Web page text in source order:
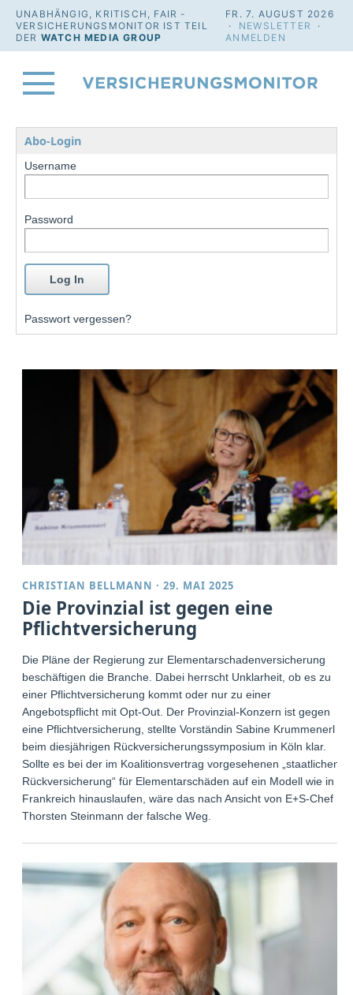
UNABHÄNGIG, KRITISCH, FAIR -
VERSICHERUNGSMONITOR IST TEIL
DER WATCH MEDIA GROUP
FR. 7. AUGUST 2026
· NEWSLETTER
·
ANMELDEN
Abo-Login
Username
Password
Passwort vergessen?
CHRISTIAN BELLMANN ·29. MAI 2025
Die Provinzial ist gegen eine
Pflichtversicherung
Die Pläne der Regierung zur Elementarschadenversicherung
beschäftigen die Branche. Dabei herrscht Unklarheit, ob es zu
einer Pflichtversicherung kommt oder nur zu einer
Angebotspflicht mit Opt-Out. Der Provinzial-Konzern ist gegen
eine Pflichtversicherung, stellte Vorständin Sabine Krummenerl
beim diesjährigen Rückversicherungssymposium in Köln klar.
Sollte es bei der im Koalitionsvertrag vorgesehenen „staatlichen
Rückversicherung“ für Elementarschäden auf ein Modell wie in
Frankreich hinauslaufen, wäre das nach Ansicht von E+S-Chef
Thorsten Steinmann der falsche Weg.